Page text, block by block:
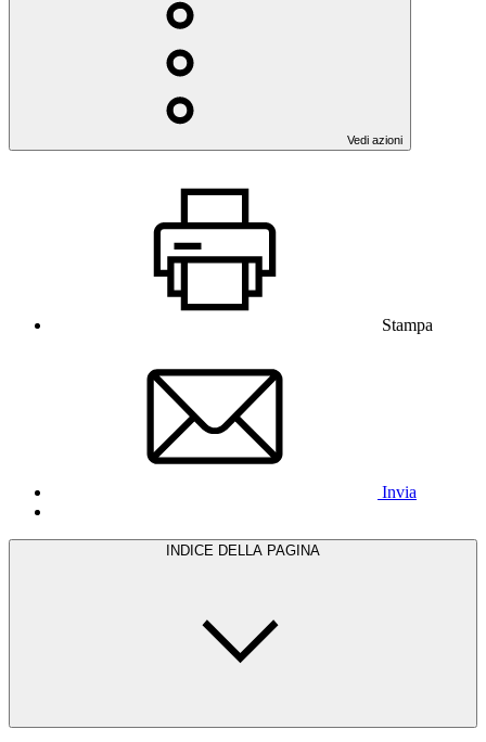
Vedi azioni
Stampa
Invia
INDICE DELLA PAGINA